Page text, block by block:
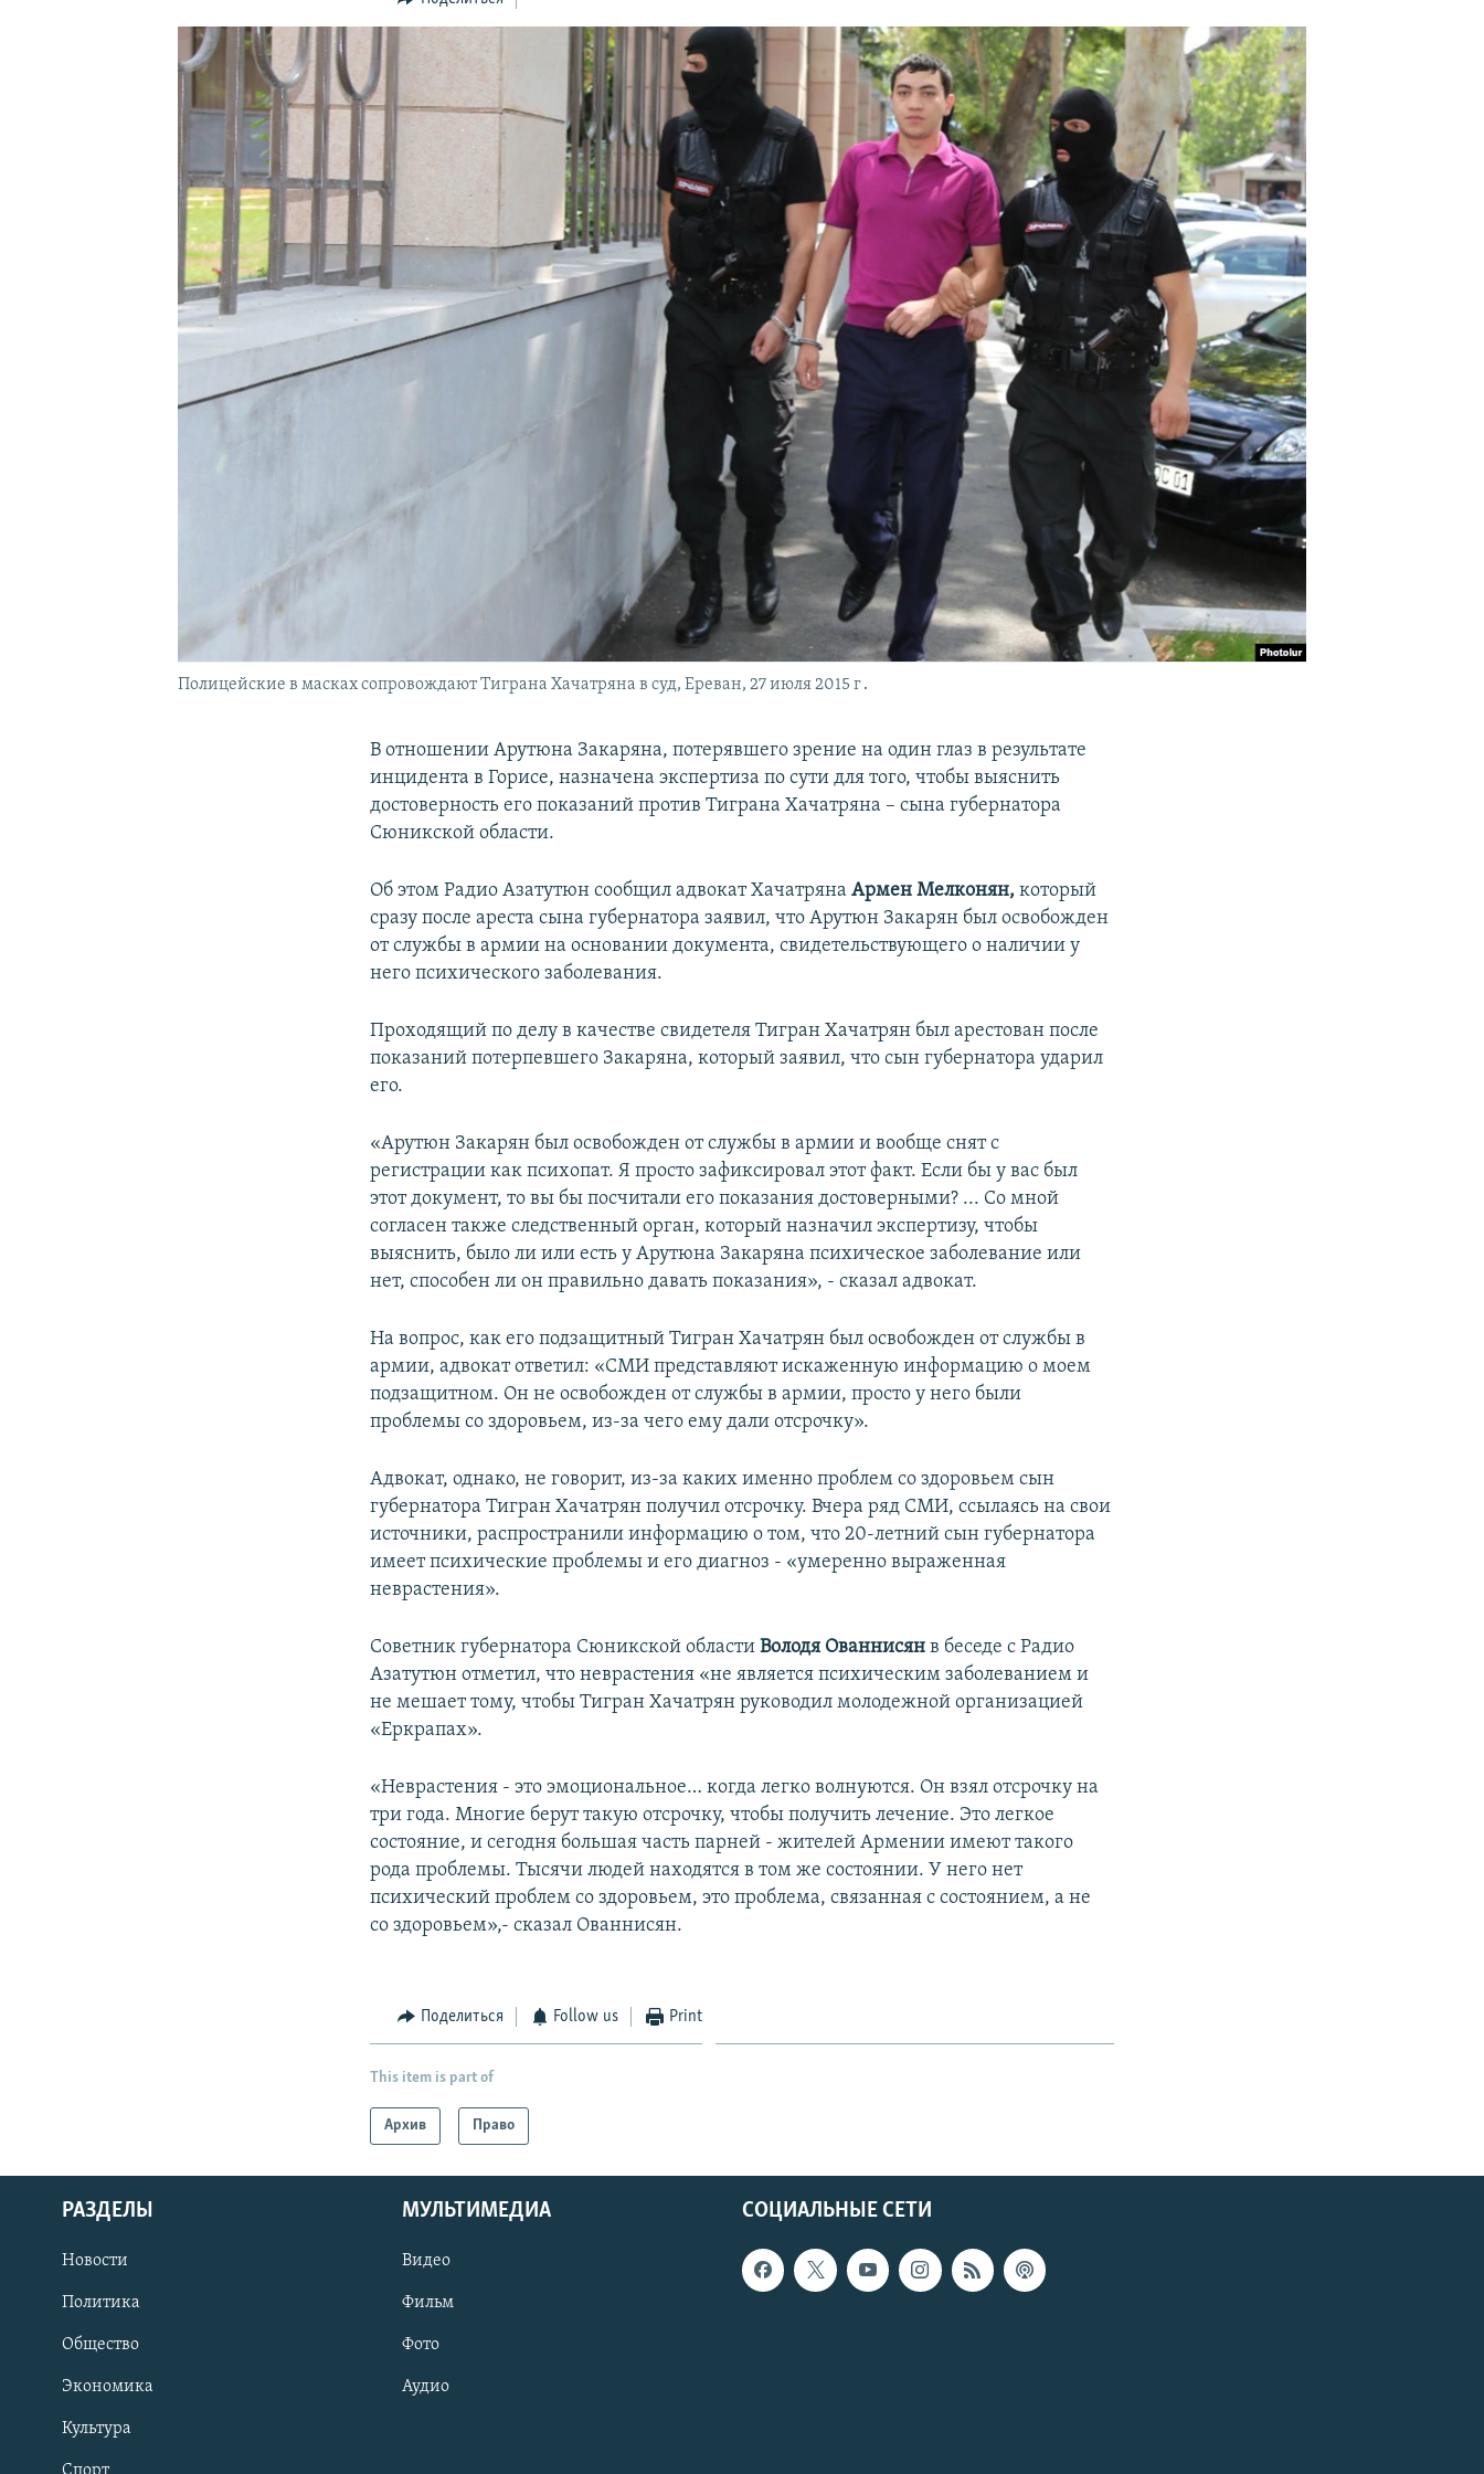
Полицейские в масках сопровождают Тиграна Хачатряна в суд, Ереван, 27 июля 2015 г․
В отношении Арутюна Закаряна, потерявшего зрение на один глаз в результате
инцидента в Горисе, назначена экспертиза по сути для того, чтобы выяснить
достоверность его показаний против Тиграна Хачатряна – сына губернатора
Сюникской области.
Об этом Радио Азатутюн сообщил адвокат ХачатрянаАрмен Мелконян,который
сразу после ареста сына губернатора заявил, что Арутюн Закарян был освобожден
от службы в армии на основании документа, свидетельствующего о наличии у
него психического заболевания.
Проходящий по делу в качестве свидетеля Тигран Хачатрян был арестован после
показаний потерпевшего Закаряна, который заявил, что сын губернатора ударил
его.
«Арутюн Закарян был освобожден от службы в армии и вообще снят с
регистрации как психопат. Я просто зафиксировал этот факт. Если бы у вас был
этот документ, то вы бы посчитали его показания достоверными? ... Со мной
согласен также следственный орган, который назначил экспертизу, чтобы
выяснить, было ли или есть у Арутюна Закаряна психическое заболевание или
нет, способен ли он правильно давать показания», - сказал адвокат.
На вопрос, как его подзащитный Тигран Хачатрян был освобожден от службы в
армии, адвокат ответил: «СМИ представляют искаженную информацию о моем
подзащитном. Он не освобожден от службы в армии, просто у него были
проблемы со здоровьем, из-за чего ему дали отсрочку».
Адвокат, однако, не говорит, из-за каких именно проблем со здоровьем сын
губернатора Тигран Хачатрян получил отсрочку. Вчера ряд СМИ, ссылаясь на свои
источники, распространили информацию о том, что 20-летний сын губернатора
имеет психические проблемы и его диагноз - «умеренно выраженная
неврастения».
Советник губернатора Сюникской областиВолодя Ованнисян в беседе с Радио
Азатутюн отметил, что неврастения «не является психическим заболеванием и
не мешает тому, чтобы Тигран Хачатрян руководил молодежной организацией
«Еркрапах».
«Неврастения - это эмоциональное… когда легко волнуются. Он взял отсрочку на
три года. Многие берут такую отсрочку, чтобы получить лечение. Это легкое
состояние, и сегодня большая часть парней - жителей Армении имеют такого
рода проблемы. Тысячи людей находятся в том же состоянии. У него нет
психический проблем со здоровьем, это проблема, связанная с состоянием, а не
со здоровьем»,- сказал Ованнисян.
Поделиться Follow us Print
This item is part of
Архив Право
СОЦИАЛЬНЫЕ СЕТИ
РАЗДЕЛЫ
Новости
Политика
Общество
Экономика
Культура
МУЛЬТИМЕДИА
Видео
Фильм
Фото
Аудио